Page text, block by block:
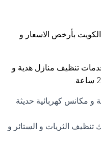
بأرخص الاسعار و
تنظيف منازل هدية و
و مكانس كهربائية حديثة
تنظيف الثريات و الستائر و